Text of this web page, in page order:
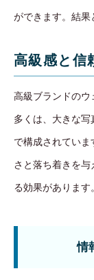
ができます。結果
高級感と信
高級ブランドのウ
多くは、大きな
で構成されてい
さと落ち着きを
る効果があります。
情